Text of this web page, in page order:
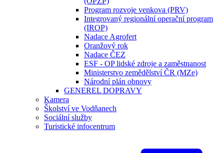
Program rozvoje venkova (PRV)
Integrovaný regionální operační program
(IROP)
Nadace Agrofert
Oranžový rok
Nadace ČEZ
ESF - OP lidské zdroje a zaměstnanost
Ministerstvo zemědělství ČR (MZe)
Národní plán obnovy
GENEREL DOPRAVY
Kamera
Školství ve Vodňanech
Sociální služby
Turistické infocentrum